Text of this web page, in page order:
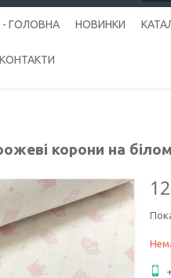
- ГОЛОВНА НОВИНКИ
КОНТАКТИ
корони на